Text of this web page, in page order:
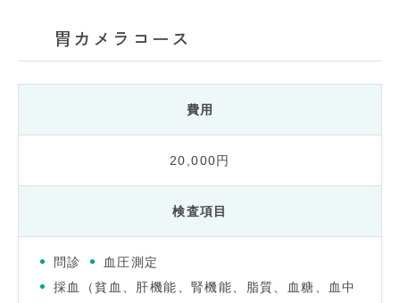
胃カメラコース
費用
20,000円
検査項目
問診
血圧測定
採血（貧血、肝機能、腎機能、脂質、血糖、血中